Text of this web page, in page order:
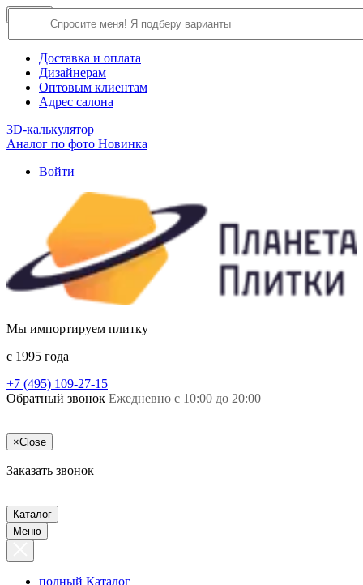
О компании
Доставка и оплата
Дизайнерам
Оптовым клиентам
Адрес салона
3D-калькулятор
Аналог по фото Новинка
Войти
Мы импортируем плитку
c 1995 года
+7 (495) 109-27-15
Обратный звонок Ежедневно с 10:00 до 20:00
×Close
Заказать звонок
Каталог
Меню
полный Каталог